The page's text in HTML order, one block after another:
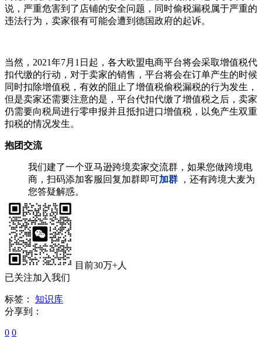
说，严重危害到了店铺的安全问题，同时偷税漏税属于严重的
违法行为，卖家很有可能会遭到德国政府的起诉。
当然，2021年7月1日起，各大欧盟电商平台将会采取增值税代
扣代缴的行动，对于卖家的销售，平台将会在订单产生的时候
同时扣除增值税，有效的阻止了增值税偷税漏税的行为发生，
但是卖家还需要注意的是，平台代扣代缴了增值税之后，卖家
仍需要向税局进行零申报并且抵扣进口增值税，以免产生双重
扣税的情况发生。
抱团交流
我们建了一个亚马逊跨境卖家交流群，如果您做跨境电
商，扫码添加客服回复加群即可加群
，还有跨境大麦为
您答疑解惑。
目前30万+人
已关注加入我们
标签：
知识库
分享到：
0 0